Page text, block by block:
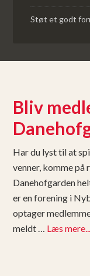
Støt et godt
Bliv
Har du lyst til at
venner, komme på
Danehofgarden
er en forening i
optager
meldt … Læs mere...